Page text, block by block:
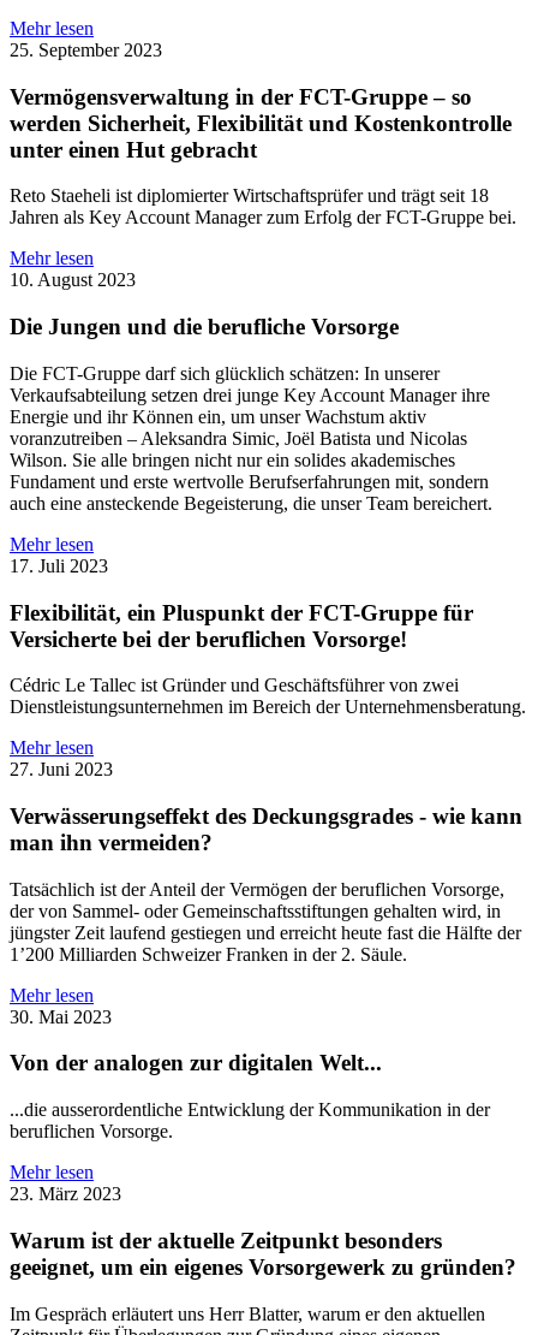
Mehr lesen
25. September 2023
Vermögensverwaltung in der FCT-Gruppe – so
werden Sicherheit, Flexibilität und Kostenkontrolle
unter einen Hut gebracht
Reto Staeheli ist diplomierter Wirtschaftsprüfer und trägt seit 18
Jahren als Key Account Manager zum Erfolg der FCT-Gruppe bei.
Mehr lesen
10. August 2023
Die Jungen und die berufliche Vorsorge
Die FCT-Gruppe darf sich glücklich schätzen: In unserer
Verkaufsabteilung setzen drei junge Key Account Manager ihre
Energie und ihr Können ein, um unser Wachstum aktiv
voranzutreiben – Aleksandra Simic, Joël Batista und Nicolas
Wilson. Sie alle bringen nicht nur ein solides akademisches
Fundament und erste wertvolle Berufserfahrungen mit, sondern
auch eine ansteckende Begeisterung, die unser Team bereichert.
Mehr lesen
17. Juli 2023
Flexibilität, ein Pluspunkt der FCT-Gruppe für
Versicherte bei der beruflichen Vorsorge!
Cédric Le Tallec ist Gründer und Geschäftsführer von zwei
Dienstleistungsunternehmen im Bereich der Unternehmensberatung.
Mehr lesen
27. Juni 2023
Verwässerungseffekt des Deckungsgrades - wie kann
man ihn vermeiden?
Tatsächlich ist der Anteil der Vermögen der beruflichen Vorsorge,
der von Sammel- oder Gemeinschaftsstiftungen gehalten wird, in
jüngster Zeit laufend gestiegen und erreicht heute fast die Hälfte der
1’200 Milliarden Schweizer Franken in der 2. Säule.
Mehr lesen
30. Mai 2023
Von der analogen zur digitalen Welt...
...die ausserordentliche Entwicklung der Kommunikation in der
beruflichen Vorsorge.
Mehr lesen
23. März 2023
Warum ist der aktuelle Zeitpunkt besonders
geeignet, um ein eigenes Vorsorgewerk zu gründen?
Im Gespräch erläutert uns Herr Blatter, warum er den aktuellen